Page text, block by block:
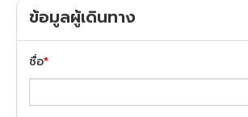
ข้อมูลผู้เดินทาง
ชื่อ*